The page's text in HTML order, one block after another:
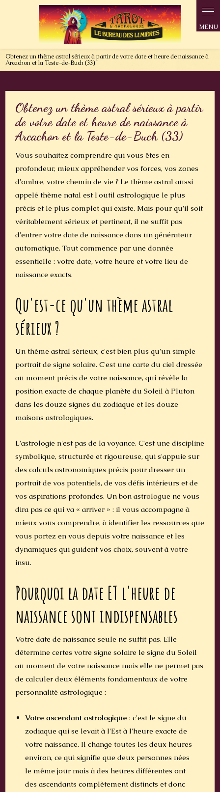
Obtenez un thème astral sérieux à partir de votre date et heure de naissance à
Arcachon et la Teste-de-Buch (33)
Obtenez un thème astral sérieux à partir
de votre date et heure de naissance à
Arcachon et la Teste-de-Buch (33)
Vous souhaitez comprendre qui vous êtes en
profondeur, mieux appréhender vos forces, vos zones
d'ombre, votre chemin de vie ? Le thème astral aussi
appelé thème natal est l'outil astrologique le plus
précis et le plus complet qui existe. Mais pour qu'il soit
véritablement sérieux et pertinent, il ne suffit pas
d'entrer votre date de naissance dans un générateur
automatique. Tout commence par une donnée
essentielle : votre date, votre heure et votre lieu de
naissance exacts.
Qu'est-ce qu'un thème astral
sérieux ?
Un thème astral sérieux, c'est bien plus qu'un simple
portrait de signe solaire. C'est une carte du ciel dressée
au moment précis de votre naissance, qui révèle la
position exacte de chaque planète du Soleil à Pluton
dans les douze signes du zodiaque et les douze
maisons astrologiques.
L'astrologie n'est pas de la voyance. C'est une discipline
symbolique, structurée et rigoureuse, qui s'appuie sur
des calculs astronomiques précis pour dresser un
portrait de vos potentiels, de vos défis intérieurs et de
vos aspirations profondes. Un bon astrologue ne vous
dira pas ce qui va « arriver » : il vous accompagne à
mieux vous comprendre, à identifier les ressources que
vous portez en vous depuis votre naissance et les
dynamiques qui guident vos choix, souvent à votre
insu.
Pourquoi la date ET l'heure de
naissance sont indispensables
Votre date de naissance seule ne suffit pas. Elle
détermine certes votre signe solaire le signe du Soleil
au moment de votre naissance mais elle ne permet pas
de calculer deux éléments fondamentaux de votre
personnalité astrologique :
Votre ascendant astrologique : c'est le signe du
zodiaque qui se levait à l'Est à l'heure exacte de
votre naissance. Il change toutes les deux heures
environ, ce qui signifie que deux personnes nées
le même jour mais à des heures différentes ont
des ascendants complètement distincts et donc
Panneau de gestion des cookies